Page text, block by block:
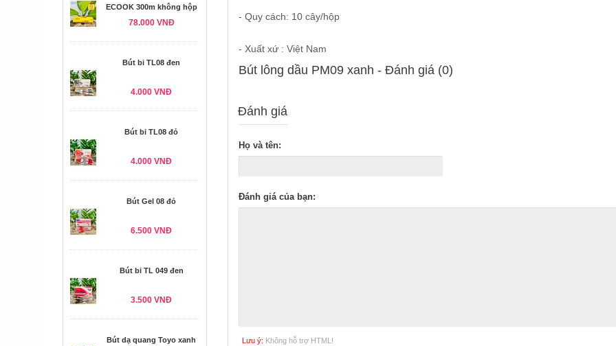
ECOOK 300m không hộp
78.000 VNĐ
Bút bi TL08 đen
4.000 VNĐ
Bút bi TL08 đỏ
4.000 VNĐ
Bút Gel 08 đỏ
6.500 VNĐ
Bút bi TL 049 đen
3.500 VNĐ
Bút dạ quang Toyo xanh
- Quy cách: 10 cây/hộp
- Xuất xứ : Việt Nam
Bút lông dầu PM09 xanh - Ðánh giá (0)
Đánh giá
Họ và tên:
Đánh giá của bạn:
Lưu ý: Không hỗ trợ HTML!